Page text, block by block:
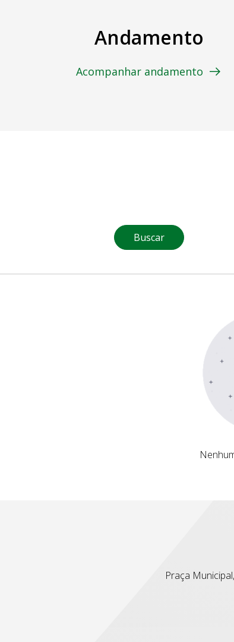
Andamento
Acompanhar andamento
Buscar
Nenhum registro encontrado
Praça